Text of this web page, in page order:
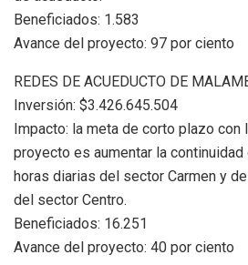
Beneficiados: 1.583
Avance del proyecto: 97 por ciento
REDES DE ACUEDUCTO DE
Inversión: $3.426.645.504
Impacto: la meta de corto plazo con
proyecto es aumentar la
horas diarias del sector Carmen y
del sector Centro.
Beneficiados: 16.251
Avance del proyecto: 40 por ciento